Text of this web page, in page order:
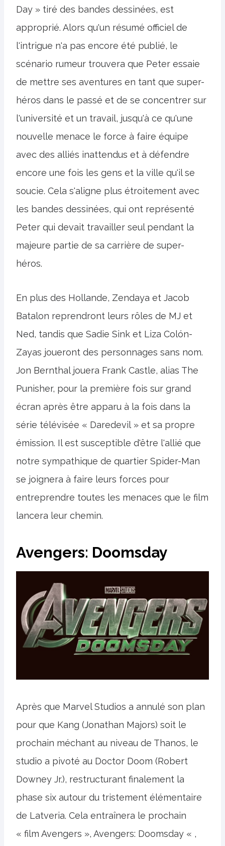
Day » tiré des bandes dessinées, est
approprié. Alors qu'un résumé officiel de
l'intrigue n'a pas encore été publié, le
scénario rumeur trouvera que Peter essaie
de mettre ses aventures en tant que super-
héros dans le passé et de se concentrer sur
l'université et un travail, jusqu'à ce qu'une
nouvelle menace le force à faire équipe
avec des alliés inattendus et à défendre
encore une fois les gens et la ville qu'il se
soucie. Cela s'aligne plus étroitement avec
les bandes dessinées, qui ont représenté
Peter qui devait travailler seul pendant la
majeure partie de sa carrière de super-
héros.
En plus des Hollande, Zendaya et Jacob
Batalon reprendront leurs rôles de MJ et
Ned, tandis que Sadie Sink et Liza Colón-
Zayas joueront des personnages sans nom.
Jon Bernthal jouera Frank Castle, alias The
Punisher, pour la première fois sur grand
écran après être apparu à la fois dans la
série télévisée « Daredevil » et sa propre
émission. Il est susceptible d'être l'allié que
notre sympathique de quartier Spider-Man
se joignera à faire leurs forces pour
entreprendre toutes les menaces que le film
lancera leur chemin.
Avengers: Doomsday
Après que Marvel Studios a annulé son plan
pour que Kang (Jonathan Majors) soit le
prochain méchant au niveau de Thanos, le
studio a pivoté au Doctor Doom (Robert
Downey Jr.), restructurant finalement la
phase six autour du tristement élémentaire
de Latveria. Cela entraînera le prochain
« film Avengers », Avengers: Doomsday « ,